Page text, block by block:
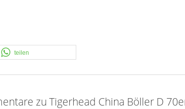
teilen
zu Tigerhead China Böller D